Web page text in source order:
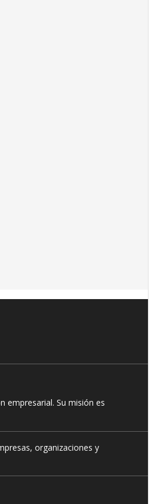
empresarial. Su misión es
organizaciones y